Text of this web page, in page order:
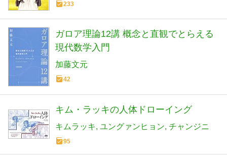
233
ガロア理論12講 概念と直観でとらえる
現代数学入門
加藤文元
42
キム・ラッキの人体ドローイング
キムラッキ ユングァンヒョン チャンジニ
95